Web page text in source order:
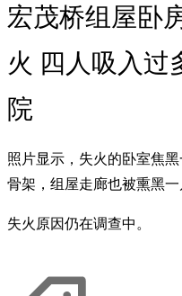
宏茂桥组屋卧
火 四人吸入过
院
照片显示，失火的卧室焦
骨架，组屋走廊也被熏黑一
失火原因仍在调查中。